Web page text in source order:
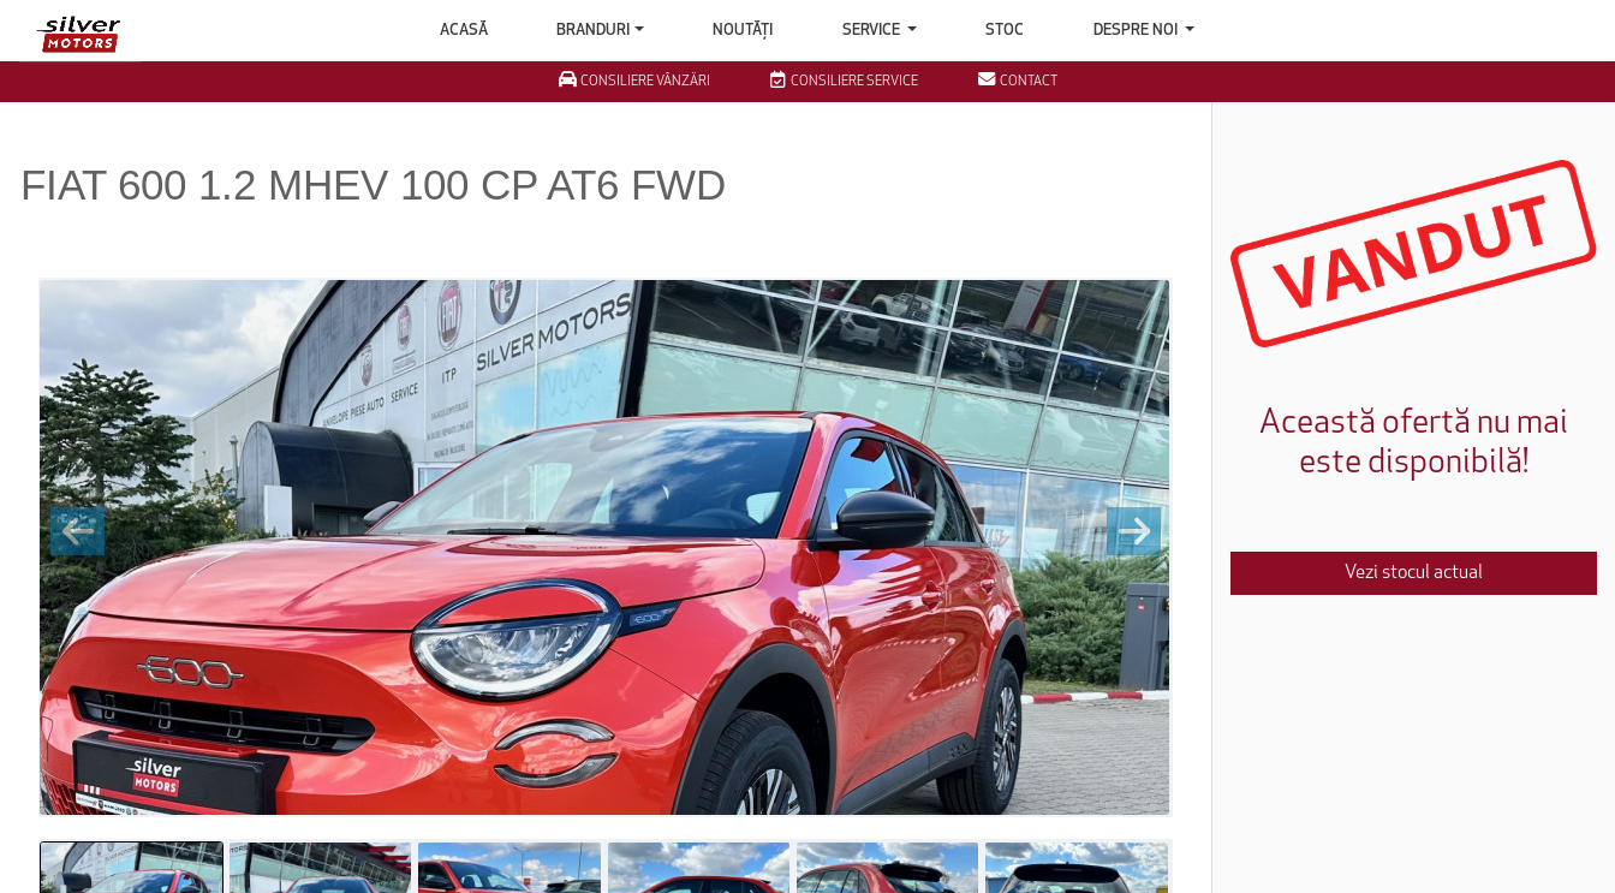
ACASĂ BRANDURI NOUTĂȚI SERVICE STOC DESPRE NOI
CONSILIERE VÂNZĂRI CONSILIERE SERVICE CONTACT
FIAT 600 1.2 MHEV 100 CP AT6 FWD
Această ofertă nu mai
este disponibilă!
Vezi stocul actual